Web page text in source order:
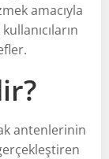
amacıyla
antenlerinin